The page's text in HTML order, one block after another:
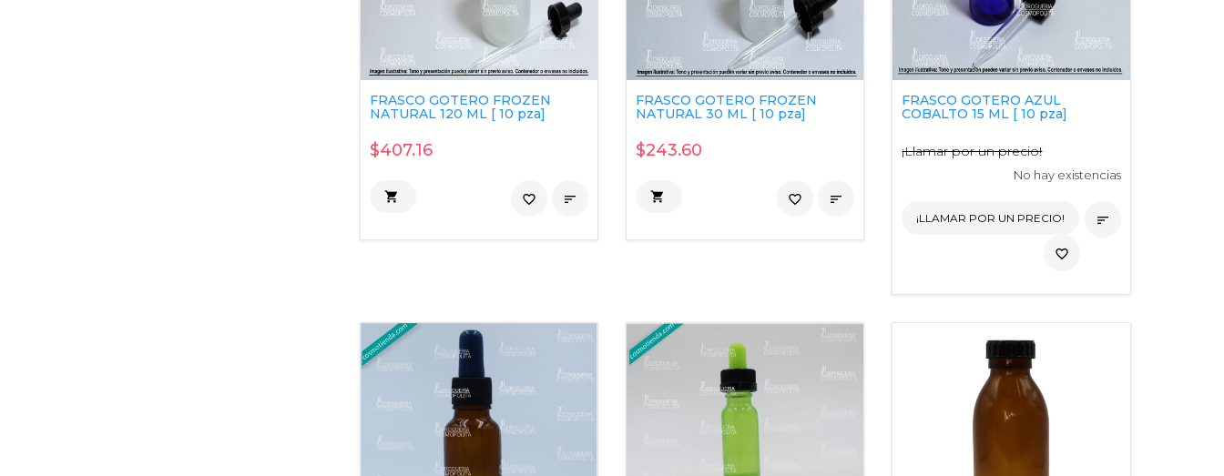
FRASCO GOTERO FROZEN
NATURAL 120 ML [ 10 pza]
$407.16
 
favorite_border
FRASCO GOTERO FROZEN
NATURAL 30 ML [ 10 pza]
$243.60
 
favorite_border
FRASCO GOTERO AZUL
COBALTO 15 ML [ 10 pza]
¡Llamar por un precio!
No hay existencias
¡LLAMAR POR UN PRECIO! 
favorite_border